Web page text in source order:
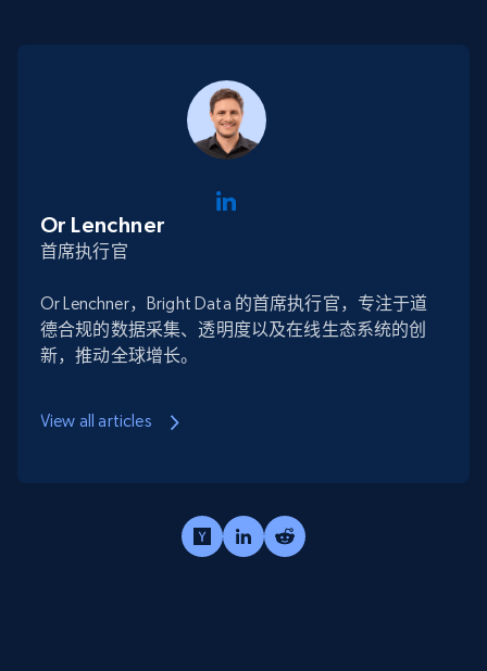
Or Lenchner
首席执行官
Or Lenchner，Bright Data 的首席执行官，专注于道
德合规的数据采集、透明度以及在线生态系统的创
新，推动全球增长。
View all articles